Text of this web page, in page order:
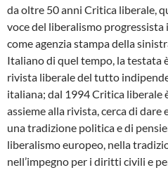
da oltre 50 anni Critica liberale,
voce del liberalismo progressista
come agenzia stampa della
Italiano di quel tempo, la testata
rivista liberale del tutto
italiana; dal 1994 Critica liberale
assieme alla rivista, cerca di
una tradizione politica e di
liberalismo europeo, nella
nell’impegno per i diritti civili e